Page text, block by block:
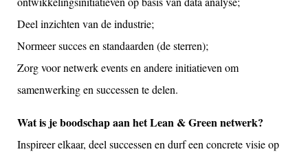
Deel inzichten van de industrie;
Normeer succes en standaarden (de sterren);
Zorg voor netwerk events en andere initiatieven om
samenwerking en successen te delen.
Wat is je boodschap aan het Lean & Green netwerk?
Inspireer elkaar, deel successen en durf een concrete visie op